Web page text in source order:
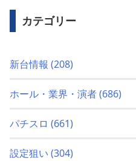
カテゴリー
新台情報 (208)
ホール・業界・演者(686)
パチスロ (661)
設定狙い (304)